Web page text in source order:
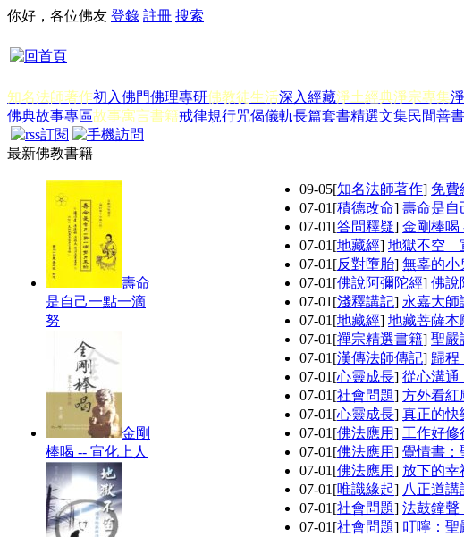
你好，各位佛友 登錄 註冊 搜索
知名法師著作初入佛門佛理專研佛教徒生活深入經藏淨土經典淨宗專集
佛典故事專區故事寓言書籍戒律規行咒偈儀軌長篇套書精選文集民間善書
最新佛教書籍
壽命
是自己一點一滴
努
金剛
棒喝 -- 宣化上人
09-05[知名法師著作] 免費
07-01 [積德改命] 壽命是
07-01 [答問釋疑] 金剛棒
07-01 [地藏經] 地獄不空
07-01 [反對墮胎] 無辜的
07-01 [佛說阿彌陀經] 佛說
07-01 [淺釋講記] 永嘉大
07-01 [地藏經] 地藏菩薩
07-01 [禪宗精選書籍] 聖
07-01 [漢傳法師傳記] 歸
07-01 [心靈成長] 從心溝
07-01 [社會問題] 方外看
07-01 [心靈成長] 真正的
07-01 [佛法應用] 工作好
07-01 [佛法應用] 覺情書
07-01 [佛法應用] 放下的
07-01 [唯識緣起] 八正道
07-01 [社會問題] 法鼓鐘
07-01 [社會問題] 叮嚀：